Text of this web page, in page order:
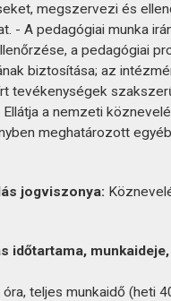
megszervezi és
- A pedagógiai munka
a pedagógiai
biztosítása; az
tevékenységek
Ellátja a nemzeti
meghatározott
jogviszonya:
időtartama,
teljes munkaidő (heti